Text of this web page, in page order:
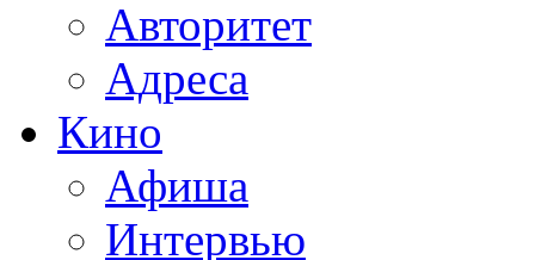
Авторитет
Адреса
Кино
Афиша
Интервью